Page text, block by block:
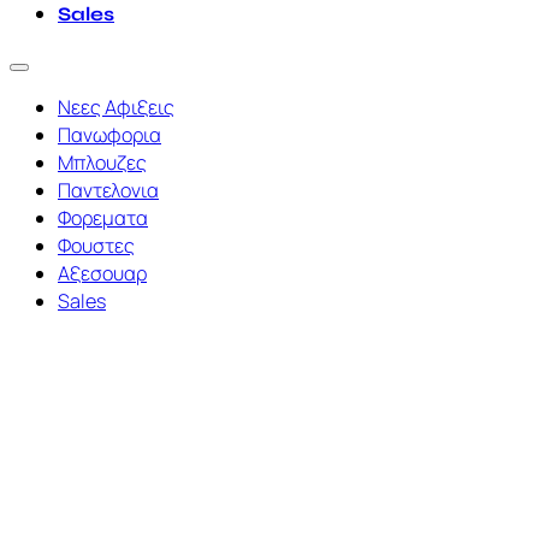
Sales
Νεες Αφιξεις
Πανωφορια
Μπλουζες
Παντελονια
Φορεματα
Φουστες
Αξεσουαρ
Sales